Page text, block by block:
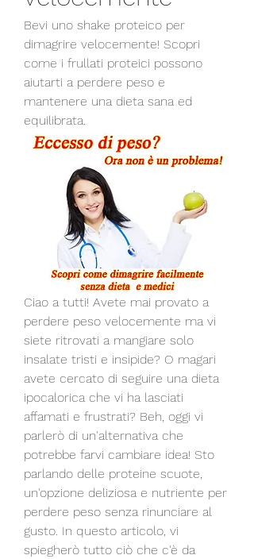
Bevi uno shake proteico per
dimagrire velocemente! Scopri
come i frullati proteici possono
aiutarti a perdere peso e
mantenere una dieta sana ed
equilibrata.
Ciao a tutti! Avete mai provato a
perdere peso velocemente ma vi
siete ritrovati a mangiare solo
insalate tristi e insipide? O magari
avete cercato di seguire una dieta
ipocalorica che vi ha lasciati
affamati e frustrati? Beh, oggi vi
parlerò di un'alternativa che
potrebbe farvi cambiare idea! Sto
parlando delle proteine scuote,
un'opzione deliziosa e nutriente per
perdere peso senza rinunciare al
gusto. In questo articolo, vi
spiegherò tutto ciò che c'è da